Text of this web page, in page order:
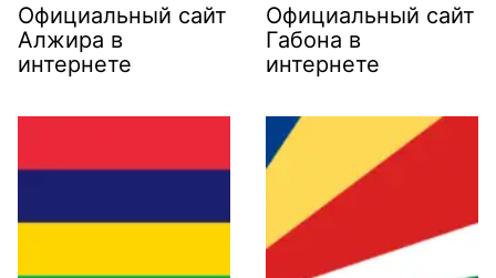
Официальный сайт
Алжира в
интернете
Официальный сайт
Габона в
интернете